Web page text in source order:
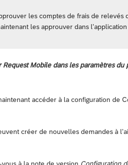
les comptes de frais de relevés
les approuver dans
Mobile dans les paramètres du
accéder à la configuration de
créer de nouvelles demandes à